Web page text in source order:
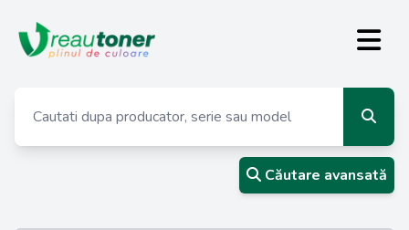
Căutare avansată